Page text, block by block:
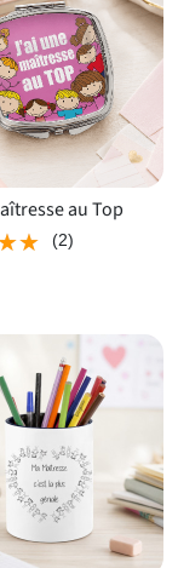
au Top
(2)